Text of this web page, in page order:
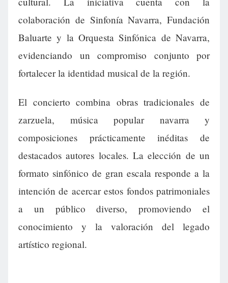
colaboración de Sinfonía Navarra, Fundación
Baluarte y la Orquesta Sinfónica de Navarra,
evidenciando un compromiso conjunto por
fortalecer la identidad musical de la región.
El concierto combina obras tradicionales de
zarzuela, música popular navarra y
composiciones prácticamente inéditas de
destacados autores locales. La elección de un
formato sinfónico de gran escala responde a la
intención de acercar estos fondos patrimoniales
a un público diverso, promoviendo el
conocimiento y la valoración del legado
artístico regional.